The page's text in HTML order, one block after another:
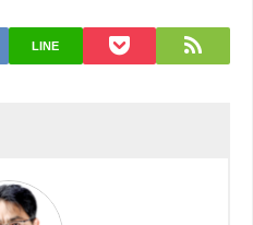
LINE